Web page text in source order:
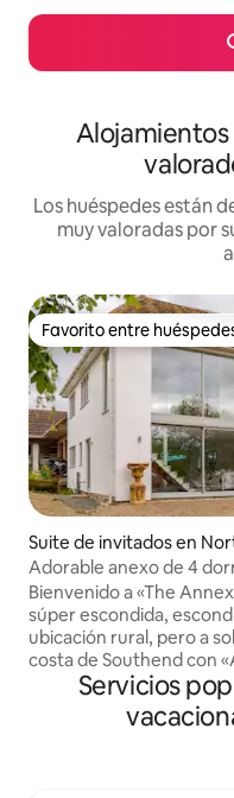
Los huéspedes están
muy valoradas por
Favorito entre
Favorito entre
Suite de invitados en
Benfleet
Adorable anexo de 4
jacuzzi
Bienvenido a «The
súper escondida,
ubicación rural, pero a
costa de Southend con
Island», a 8 millas de
solo 33 millas de
la A13 y la A127. «The
Servicios